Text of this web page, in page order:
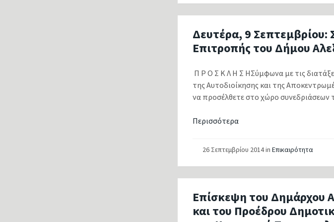
Δευτέρα, 9 Σεπτεμβρίου:
Επιτροπής του Δήμου
Π Ρ Ο Σ Κ Λ Η Σ ΗΣύμφωνα με τις
της Αυτοδιοίκησης και της
να προσέλθετε στο χώρο συνεδριάσεων
Περισσότερα
26 Σεπτεμβρίου 2014inΕπικαιρότητα
Επίσκεψη του Δημάρχου
και του Προέδρου